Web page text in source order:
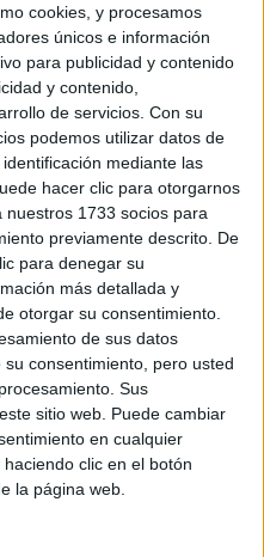
cookies, y procesamos
únicos e información
para publicidad y contenido
y contenido,
de servicios. Con su
podemos utilizar datos de
mediante las
hacer clic para otorgarnos
1733 socios para
previamente descrito. De
para denegar su
más detallada y
otorgar su consentimiento.
de sus datos
consentimiento, pero usted
Sus
sitio web. Puede cambiar
en cualquier
clic en el botón
la página web.
Metálicos
Andoain
Público
Metálicos
Aia-Urola Kosta
Público
Metálicos
Sestao
Público